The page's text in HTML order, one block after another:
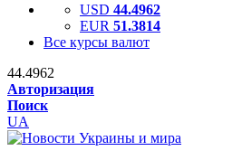
USD 44.4962
EUR 51.3814
Все курсы валют
44.4962
Авторизация
Поиск
UA